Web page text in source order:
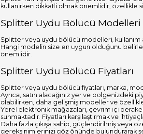
kullanırken dikkatli olmak önemlidir, özellikle
Splitter Uydu Bölücü Modelleri
Splitter veya uydu bölücü modelleri,
Hangi modelin size en uygun olduğunu
önemlidir.
Splitter Uydu Bölücü Fiyatları
Splitter veya uydu bölücü fiyatları, marka,
Ayrıca, satın alacağınız yer ve bölgenizdeki
olabilirken, daha gelişmiş modeller ve
Yerel elektronik mağazaları, çevrim içi
sunmaktadır. Fiyatları karşılaştırmak ve
Daha fazla çıkışa sahip, güçlendirilmiş veya
gereksinimlerinizi göz önünde bulundurarak